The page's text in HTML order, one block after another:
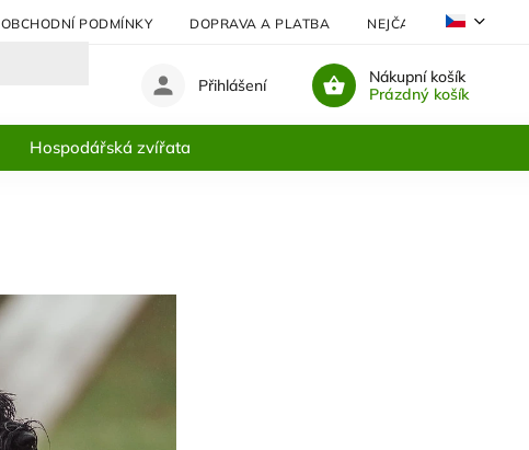
OBCHODNÍ PODMÍNKY DOPRAVA A PLATBA NEJČASTĚJI KLADENÉ
Nákupní košík
Prázdný košík
Přihlášení
Hospodářská zvířata